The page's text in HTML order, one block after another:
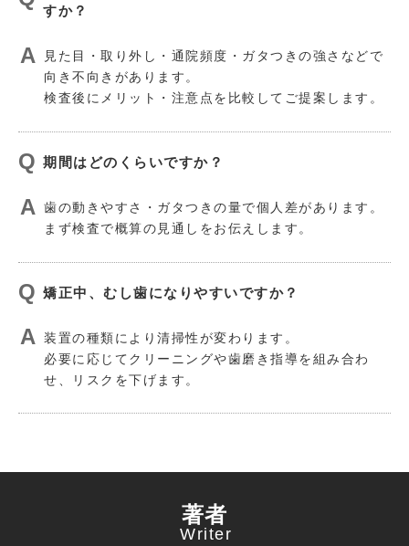
すか？
見た目・取り外し・通院頻度・ガタつきの強さなどで
向き不向きがあります。
検査後にメリット・注意点を比較してご提案します。
期間はどのくらいですか？
歯の動きやすさ・ガタつきの量で個人差があります。
まず検査で概算の見通しをお伝えします。
矯正中、むし歯になりやすいですか？
装置の種類により清掃性が変わります。
必要に応じてクリーニングや歯磨き指導を組み合わ
せ、リスクを下げます。
著者
Writer